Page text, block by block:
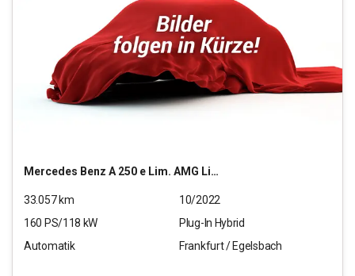
Mercedes Benz A 250 e Lim. AMG Line (EURO 6d)
33.057km
10/2022
160 PS/118 kW
Plug-In Hybrid
Automatik
Frankfurt / Egelsbach